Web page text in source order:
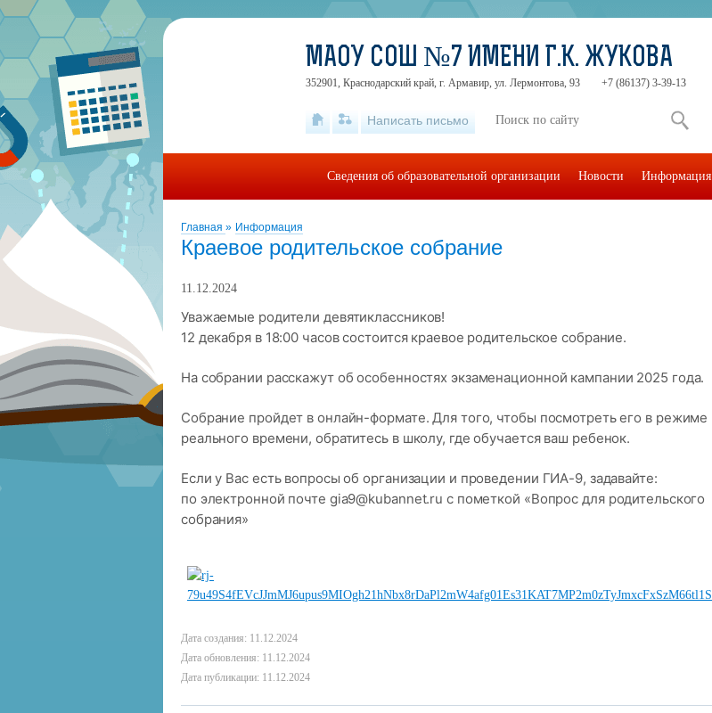
Главная » Информация
Краевое родительское собрание
11.12.2024
Уважаемые родители девятиклассников!
12 декабря в 18:00 часов состоится краевое родительское собрание.
На собрании расскажут об особенностях экзаменационной кампании 2025 года.
Собрание пройдет в онлайн-формате. Для того, чтобы посмотреть его в режиме
реального времени, обратитесь в школу, где обучается ваш ребенок.
Если у Вас есть вопросы об организации и проведении ГИА-9, задавайте:
по электронной почте gia9@kubannet.ru с пометкой «Вопрос для родительского
собрания»
Дата создания: 11.12.2024
Дата обновления: 11.12.2024
Дата публикации: 11.12.2024
МАОУ СОШ №7 ИМЕНИ Г.К. ЖУКОВА
352901, Краснодарский край, г. Армавир, ул. Лермонтова, 93 +7 (86137) 3-39-13
Написать письмо
Сведения об образовательной организации Новости Информация